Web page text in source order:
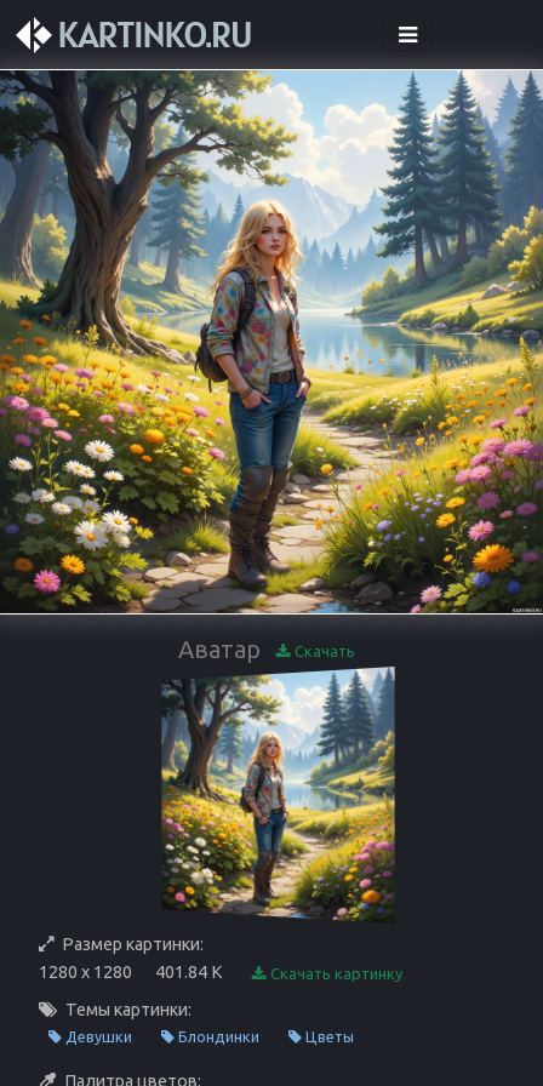
Аватар Скачать
Размер картинки:
1280 x 1280
401.84 K Скачать картинку
Темы картинки:
Девушки Блондинки Цветы
Палитра цветов: